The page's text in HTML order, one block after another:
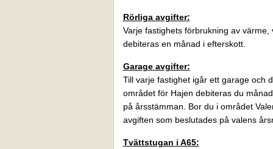
Rörliga avgifter:
Varje fastighets förbrukning av
debiteras en månad i efterskott.
Garage avgifter:
Till varje fastighet igår ett garage och
området för Hajen debiteras du
på årsstämman. Bor du i området
avgiften som beslutades på valens
Tvättstugan i A65: